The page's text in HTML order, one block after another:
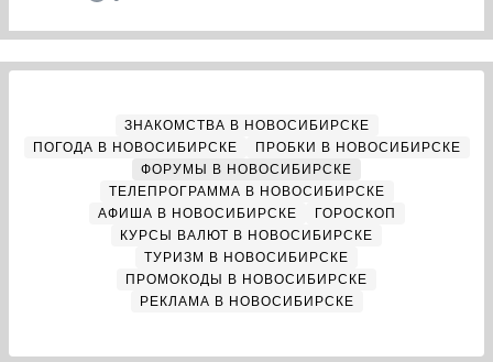
ЗНАКОМСТВА В НОВОСИБИРСКЕ
ПОГОДА В НОВОСИБИРСКЕ
ПРОБКИ В НОВОСИБИРСКЕ
ФОРУМЫ В НОВОСИБИРСКЕ
ТЕЛЕПРОГРАММА В НОВОСИБИРСКЕ
АФИША В НОВОСИБИРСКЕ
ГОРОСКОП
КУРСЫ ВАЛЮТ В НОВОСИБИРСКЕ
ТУРИЗМ В НОВОСИБИРСКЕ
ПРОМОКОДЫ В НОВОСИБИРСКЕ
РЕКЛАМА В НОВОСИБИРСКЕ